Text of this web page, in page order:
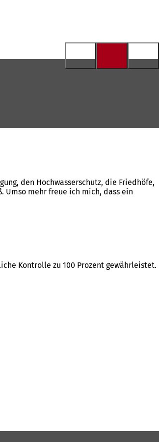
den Hochwasserschutz, die Friedhöfe,
Umso mehr freue ich mich, dass ein
Kontrolle zu 100 Prozent gewährleistet.